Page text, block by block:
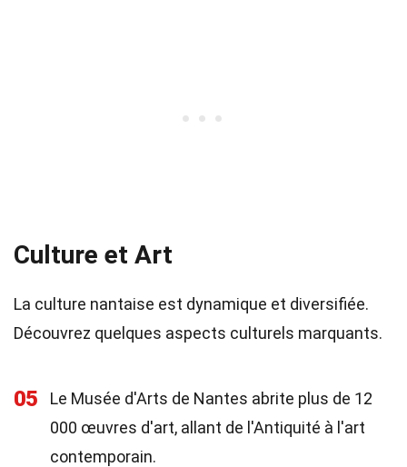
Culture et Art
La culture nantaise est dynamique et diversifiée.
Découvrez quelques aspects culturels marquants.
05
Le Musée d'Arts de Nantes abrite plus de 12
000 œuvres d'art, allant de l'Antiquité à l'art
contemporain.